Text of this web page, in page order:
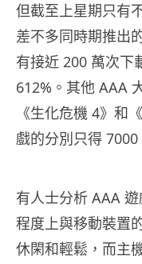
但截至上星期只有
差不多同時期推出
有接近 200 萬次下
612%。其他 AAA
《生化危機 4》和
戲的分別只得 7000
有人士分析 AAA
程度上與移動裝置
休閑和輕鬆，而主